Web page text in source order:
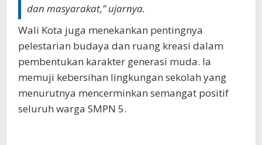
dan masyarakat,” ujarnya.
Wali Kota juga menekankan pentingnya
pelestarian budaya dan ruang kreasi dalam
pembentukan karakter generasi muda. Ia
memuji kebersihan lingkungan sekolah yang
menurutnya mencerminkan semangat positif
seluruh warga SMPN 5.